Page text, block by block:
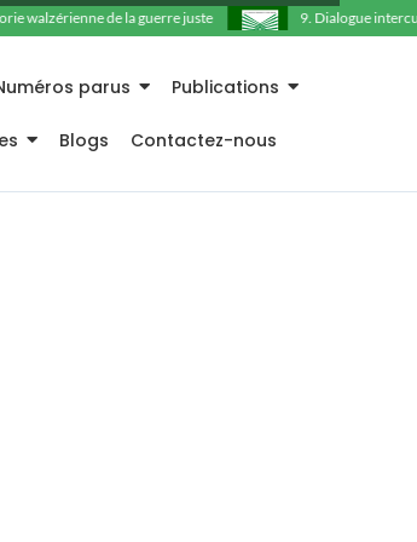
walzérienne de la guerre juste 9. Dialogue
parus Publications
Blogs Contactez-nous